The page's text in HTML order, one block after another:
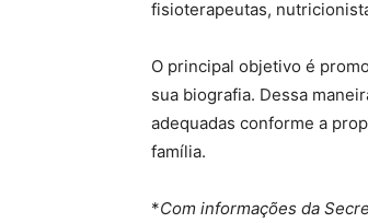
fisioterapeutas,
O principal objetivo é
sua biografia. Dessa
adequadas conforme a
família.
*Com informações da